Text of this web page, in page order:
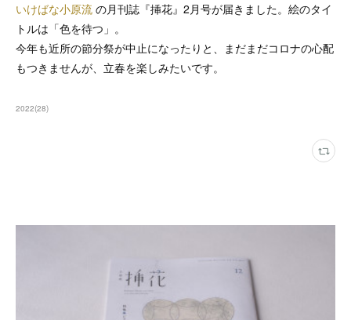
いけばな小原流 の月刊誌『挿花』2月号が届きました。絵のタイ
トルは「色を待つ」。
今年も近所の節分祭が中止になったりと、まだまだコロナの心配
もつきませんが、立春を楽しみたいです。
2022(28)